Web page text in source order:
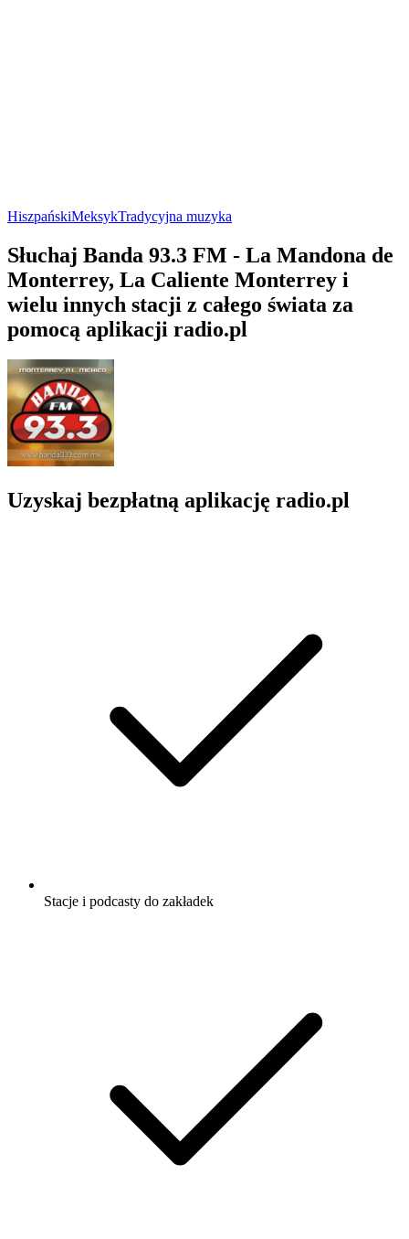
HiszpańskiMeksykTradycyjna muzyka
Słuchaj Banda 93.3 FM - La Mandona de
Monterrey, La Caliente Monterrey i
wielu innych stacji z całego świata za
pomocą aplikacji radio.pl
Uzyskaj bezpłatną aplikację radio.pl
Stacje i podcasty do zakładek